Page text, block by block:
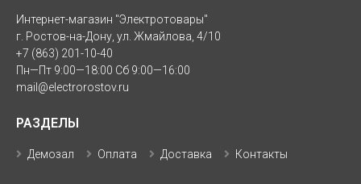
Интернет-магазин "Электротовары"
г. Ростов-на-Дону, ул. Жмайлова, 4/10
+7 (863) 201-10-40
Пн—Пт 9:00—18:00 Сб 9:00—16:00
mail@electrorostov.ru
РАЗДЕЛЫ
Демозал Оплата Доставка Контакты